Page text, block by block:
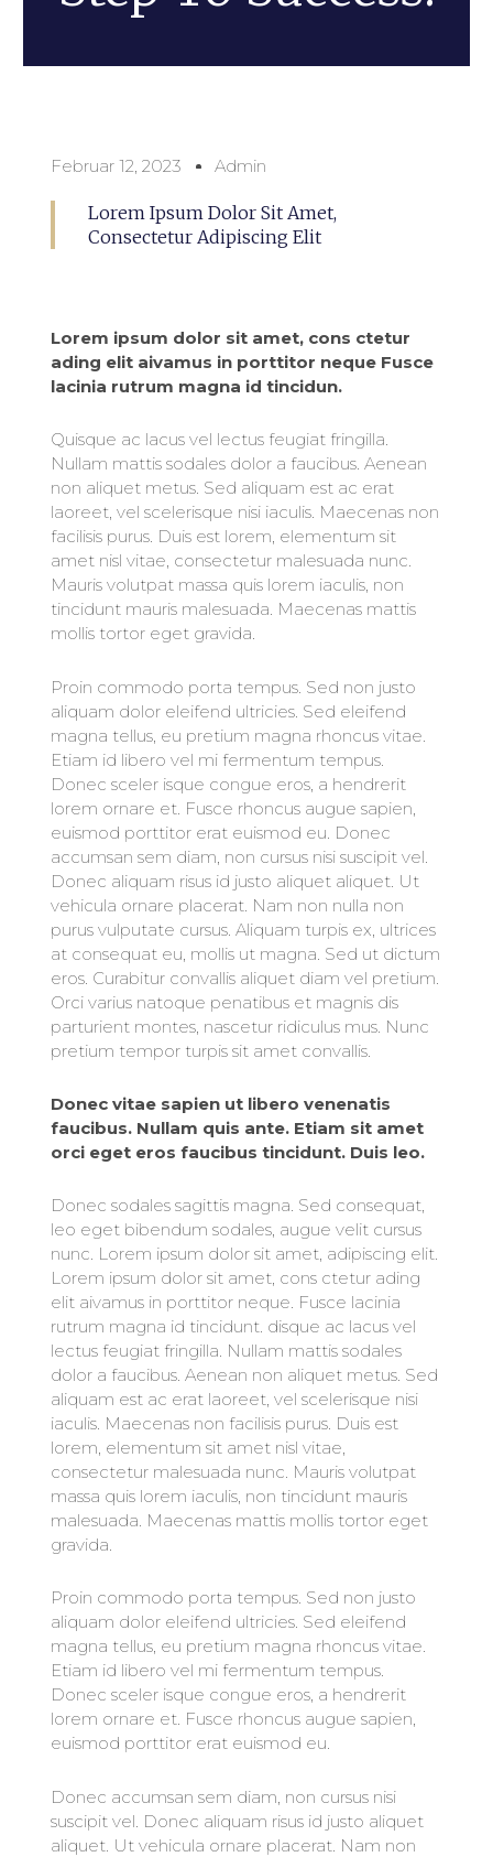
Februar 12, 2023 Admin
Lorem Ipsum Dolor Sit Amet,
Consectetur Adipiscing Elit
Lorem ipsum dolor sit amet, cons ctetur
ading elit aivamus in porttitor neque Fusce
lacinia rutrum magna id tincidun.
Quisque ac lacus vel lectus feugiat fringilla.
Nullam mattis sodales dolor a faucibus. Aenean
non aliquet metus. Sed aliquam est ac erat
laoreet, vel scelerisque nisi iaculis. Maecenas non
facilisis purus. Duis est lorem, elementum sit
amet nisl vitae, consectetur malesuada nunc.
Mauris volutpat massa quis lorem iaculis, non
tincidunt mauris malesuada. Maecenas mattis
mollis tortor eget gravida.
Proin commodo porta tempus. Sed non justo
aliquam dolor eleifend ultricies. Sed eleifend
magna tellus, eu pretium magna rhoncus vitae.
Etiam id libero vel mi fermentum tempus.
Donec sceler isque congue eros, a hendrerit
lorem ornare et. Fusce rhoncus augue sapien,
euismod porttitor erat euismod eu. Donec
accumsan sem diam, non cursus nisi suscipit vel.
Donec aliquam risus id justo aliquet aliquet. Ut
vehicula ornare placerat. Nam non nulla non
purus vulputate cursus. Aliquam turpis ex, ultrices
at consequat eu, mollis ut magna. Sed ut dictum
eros. Curabitur convallis aliquet diam vel pretium.
Orci varius natoque penatibus et magnis dis
parturient montes, nascetur ridiculus mus. Nunc
pretium tempor turpis sit amet convallis.
Donec vitae sapien ut libero venenatis
faucibus. Nullam quis ante. Etiam sit amet
orci eget eros faucibus tincidunt. Duis leo.
Donec sodales sagittis magna. Sed consequat,
leo eget bibendum sodales, augue velit cursus
nunc. Lorem ipsum dolor sit amet, adipiscing elit.
Lorem ipsum dolor sit amet, cons ctetur ading
elit aivamus in porttitor neque. Fusce lacinia
rutrum magna id tincidunt. disque ac lacus vel
lectus feugiat fringilla. Nullam mattis sodales
dolor a faucibus. Aenean non aliquet metus. Sed
aliquam est ac erat laoreet, vel scelerisque nisi
iaculis. Maecenas non facilisis purus. Duis est
lorem, elementum sit amet nisl vitae,
consectetur malesuada nunc. Mauris volutpat
massa quis lorem iaculis, non tincidunt mauris
malesuada. Maecenas mattis mollis tortor eget
gravida.
Proin commodo porta tempus. Sed non justo
aliquam dolor eleifend ultricies. Sed eleifend
magna tellus, eu pretium magna rhoncus vitae.
Etiam id libero vel mi fermentum tempus.
Donec sceler isque congue eros, a hendrerit
lorem ornare et. Fusce rhoncus augue sapien,
euismod porttitor erat euismod eu.
Donec accumsan sem diam, non cursus nisi
suscipit vel. Donec aliquam risus id justo aliquet
aliquet. Ut vehicula ornare placerat. Nam non